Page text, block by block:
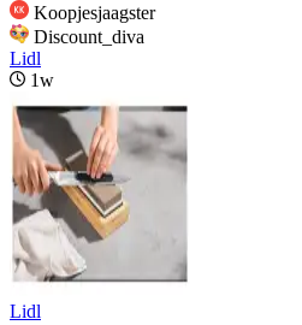
Koopjesjaagster
Discount_diva
Lidl
1w
Lidl